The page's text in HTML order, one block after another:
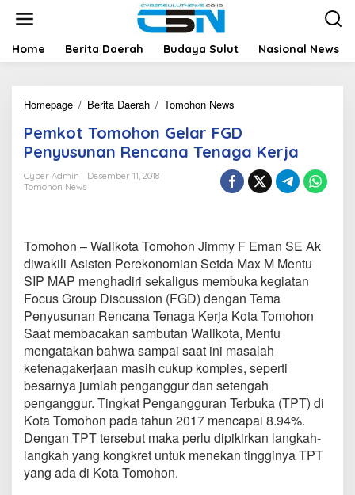
t
Home Berita Daerah Budaya Sulut Nasional News
Homepage / Berita Daerah / Tomohon News
m
k
o
t
T
h
o
n
G
e
l
a
r
F
G
D
P
e
n
y
u
Pemkot Tomohon Gelar FGD
Penyusunan Rencana Tenaga Kerja
Cyber Admin
Desember 11, 2018
Tomohon News
Tomohon – Walikota Tomohon Jimmy F Eman SE Ak
diwakili Asisten Perekonomian Setda Max M Mentu
SIP MAP menghadiri sekaligus membuka kegiatan
Focus Group Discussion (FGD) dengan Tema
Penyusunan Rencana Tenaga Kerja Kota Tomohon
Saat membacakan sambutan Walikota, Mentu
mengatakan bahwa sampai saat ini masalah
ketenagakerjaan masih cukup komples, seperti
besarnya jumlah penganggur dan setengah
penganggur. Tingkat Pengangguran Terbuka (TPT) di
Kota Tomohon pada tahun 2017 mencapai 8.94%.
Dengan TPT tersebut maka perlu dipikirkan langkah-
langkah yang kongkret untuk menekan tingginya TPT
yang ada di Kota Tomohon.